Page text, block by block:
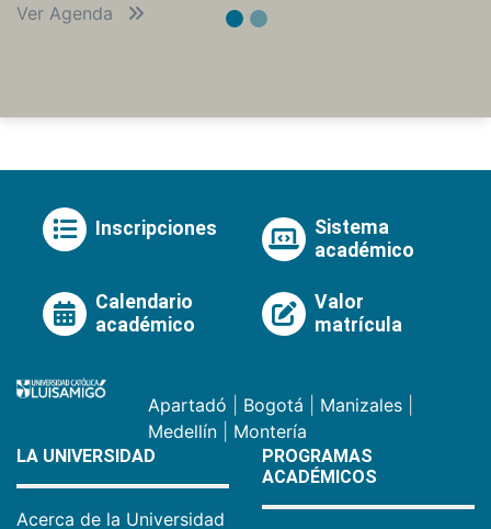
Ver Agenda
Inscripciones
Sistema
académico
Calendario
académico
Valor
matrícula
Apartadó Bogotá Manizales
Medellín
Montería
LA UNIVERSIDAD
Acerca de la Universidad
PROGRAMAS
ACADÉMICOS